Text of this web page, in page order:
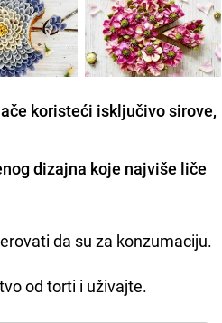
koristeći isključivo sirove,
dizajna koje najviše liče
da su za konzumaciju.
od torti i uživajte.